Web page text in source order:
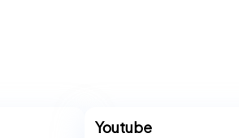
Youtube